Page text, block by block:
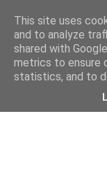
This site uses
and to analyze
shared with
metrics to ensure
statistics, and to